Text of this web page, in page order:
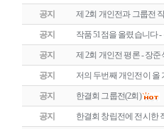
공지 제 2회 개인전과 그룹전
공지 작품 51점을 올렸습니다
공지 제 2회 개인전 평론 - 장준
공지 저의 두번째 개인전이 올
공지 한결회 그룹전(2회)
공지 한결회 창립전에 전시한